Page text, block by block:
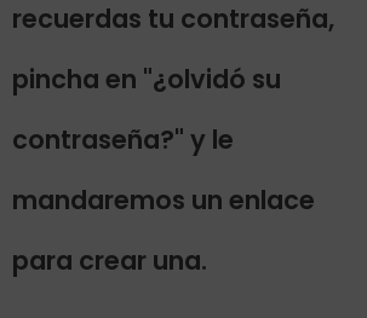
recuerdas tu contraseña,
pincha en "¿olvidó su
contraseña?" y le
mandaremos un enlace
para crear una.